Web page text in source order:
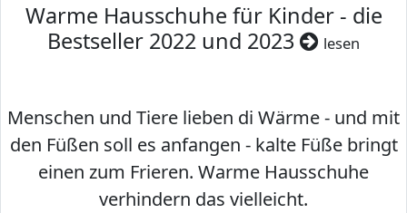
Warme Hausschuhe für Kinder - die
Bestseller 2022 und 2023
lesen
Menschen und Tiere lieben di Wärme - und mit
den Füßen soll es anfangen - kalte Füße bringt
einen zum Frieren. Warme Hausschuhe
verhindern das vielleicht.